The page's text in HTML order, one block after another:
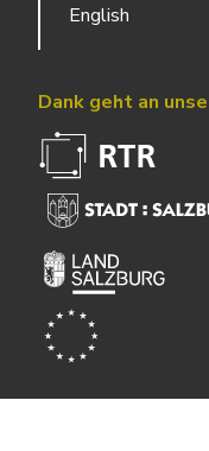
English
Dank geht an